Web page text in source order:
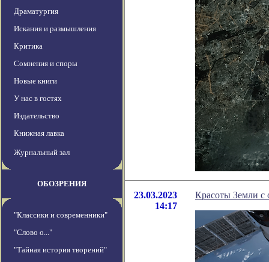
Драматургия
Искания и размышления
Критика
Сомнения и споры
Новые книги
У нас в гостях
Издательство
Книжная лавка
Журнальный зал
ОБОЗРЕНИЯ
"Классики и современники"
"Слово о..."
"Тайная история творений"
23.03.2023
14:17
Красоты Земли с